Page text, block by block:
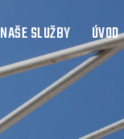
NAŠE SLUŽBY ÚVOD